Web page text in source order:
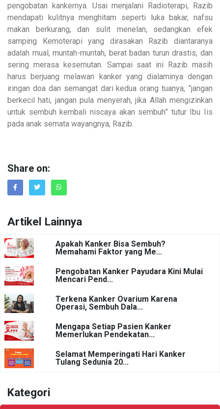
pengobatan kankernya. Usai menjalani Radioterapi, Razib
mendapati kulitnya menghitam seperti luka bakar, nafsu
makan berkurang, dan sulit menelan, sedangkan efek
samping Kemoterapi yang dirasakan Razib diantaranya
adalah mual, muntah-muntah, berat badan turun drastis, dan
sering merasa kesemutan. Sampai saat ini Razib masih
harus berjuang melawan kanker yang dialaminya dengan
iringan doa dan semangat dari kedua orang tuanya, ”jangan
berkecil hati, jangan pula menyerah, jika Allah mengizinkan
untuk sembuh kembali niscaya akan sembuh” tutur Ibu Iis
pada anak semata wayangnya, Razib.
Share on:
Artikel Lainnya
Apakah Kanker Bisa Sembuh?
Memahami Faktor yang Me...
Pengobatan Kanker Payudara Kini Mulai
Mencari Pend...
Terkena Kanker Ovarium Karena
Operasi, Sembuh Dala...
Mengapa Setiap Pasien Kanker
Memerlukan Pendekatan...
Selamat Memperingati Hari Kanker
Tulang Sedunia 20...
Kategori